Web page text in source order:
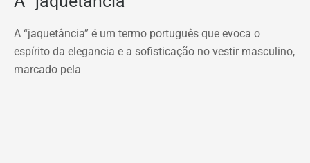
A “jaquetância” é um termo português que evoca o
espírito da elegancia e a sofisticação no vestir masculino,
marcado pela